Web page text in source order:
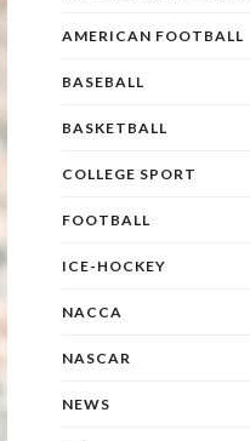
AMERICAN FOOTBALL
BASEBALL
BASKETBALL
COLLEGE SPORT
FOOTBALL
ICE-HOCKEY
NACCA
NASCAR
NEWS